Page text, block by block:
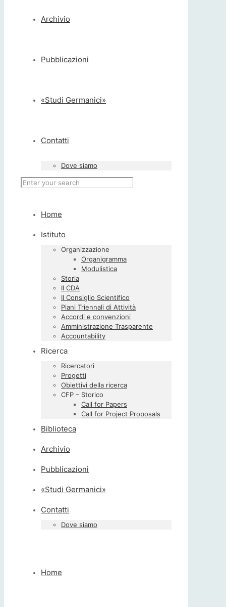
Archivio
Pubblicazioni
«Studi Germanici»
Contatti
Dove siamo
Home
Istituto
Organizzazione
Organigramma
Modulistica
Storia
Il CDA
Il Consiglio Scientifico
Piani Triennali di Attività
Accordi e convenzioni
Amministrazione Trasparente
Accountability
Ricerca
Ricercatori
Progetti
Obiettivi della ricerca
CFP – Storico
Call for Papers
Call for Project Proposals
Biblioteca
Archivio
Pubblicazioni
«Studi Germanici»
Contatti
Dove siamo
Home